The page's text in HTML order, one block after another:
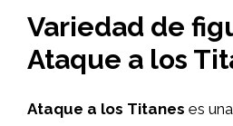
Variedad de
Ataque a los
Ataque a los Titanes es